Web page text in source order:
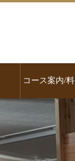
コース案内/